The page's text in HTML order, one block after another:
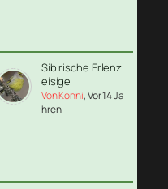
Sibirische Erlenz
eisige
Von Konni, Vor 14 Ja
hren